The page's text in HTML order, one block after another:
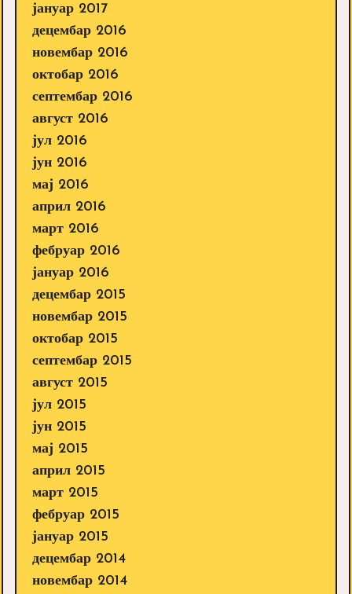
јануар 2017
децембар 2016
новембар 2016
октобар 2016
септембар 2016
август 2016
јул 2016
јун 2016
мај 2016
април 2016
март 2016
фебруар 2016
јануар 2016
децембар 2015
новембар 2015
октобар 2015
септембар 2015
август 2015
јул 2015
јун 2015
мај 2015
април 2015
март 2015
фебруар 2015
јануар 2015
децембар 2014
новембар 2014